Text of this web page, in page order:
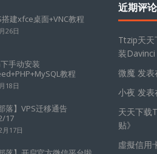
建xfce桌面+VNC教程
26日
手动安装
教程
18日
落】VPS迁移通告
17
月17日
近期评论
Ttzip天天
装
微魔 发表
小夜 发表
天天下载
贴》
虛擬信用